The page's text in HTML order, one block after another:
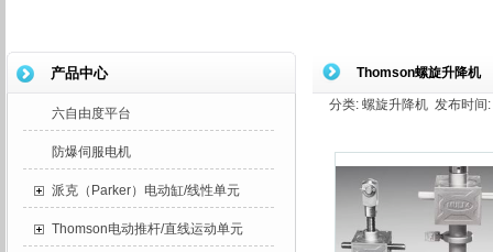
Thomson螺旋升降机
分类: 螺旋升降机 发布时
产品中心
六自由度平台
防爆伺服电机
派克（Parker）电动缸/线性单元
Thomson电动推杆/直线运动单元